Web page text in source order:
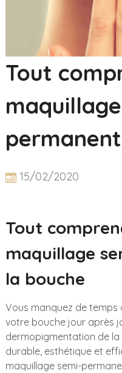
Tout
15/02/2020
Tout
maquillage
la bouche
Vous manquez de temps
votre bouche jour après
dermopigmentation de
durable, esthétique et
maquillage semi-